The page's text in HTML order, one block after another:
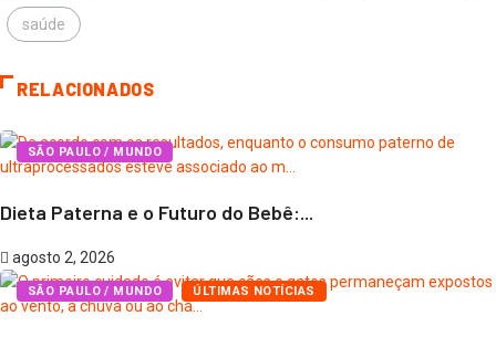
saúde
RELACIONADOS
SÃO PAULO / MUNDO
Dieta Paterna e o Futuro do Bebê:...
agosto 2, 2026
SÃO PAULO / MUNDO ÚLTIMAS NOTÍCIAS